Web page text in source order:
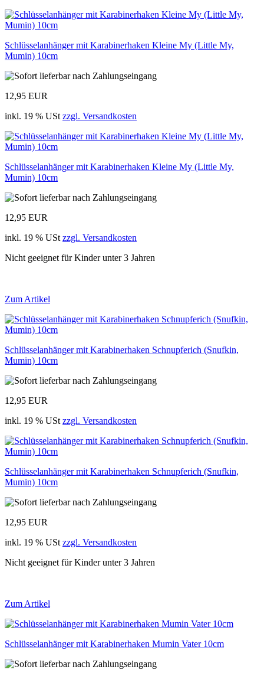
Schlüsselanhänger mit Karabinerhaken Kleine My (Little My,
Mumin) 10cm
12,95 EUR
inkl. 19 % USt zzgl. Versandkosten
Schlüsselanhänger mit Karabinerhaken Kleine My (Little My,
Mumin) 10cm
12,95 EUR
inkl. 19 % USt zzgl. Versandkosten
Nicht geeignet für Kinder unter 3 Jahren
Zum Artikel
Schlüsselanhänger mit Karabinerhaken Schnupferich (Snufkin,
Mumin) 10cm
12,95 EUR
inkl. 19 % USt zzgl. Versandkosten
Schlüsselanhänger mit Karabinerhaken Schnupferich (Snufkin,
Mumin) 10cm
12,95 EUR
inkl. 19 % USt zzgl. Versandkosten
Nicht geeignet für Kinder unter 3 Jahren
Zum Artikel
Schlüsselanhänger mit Karabinerhaken Mumin Vater 10cm